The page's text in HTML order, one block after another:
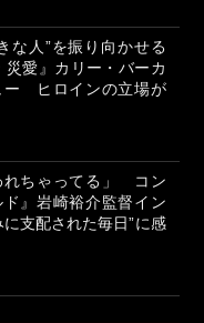
な人”を振り向かせる
災愛』カリー・バーカ
ー ヒロインの立場が
れちゃってる」 コン
』岩崎裕介監督イン
支配された毎日”に感